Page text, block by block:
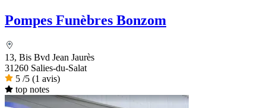
Pompes Funèbres Bonzom
13, Bis Bvd Jean Jaurès
31260 Salies-du-Salat
5 /5 (1 avis)
top notes